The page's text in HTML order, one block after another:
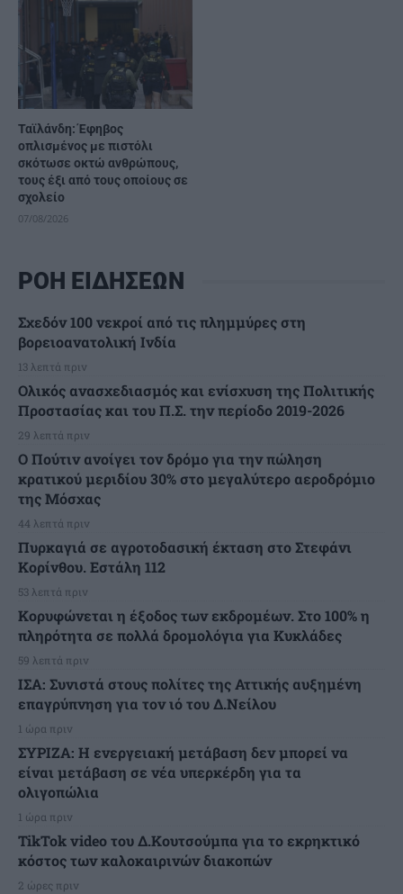
Ταϊλάνδη: Έφηβος
οπλισμένος με πιστόλι
σκότωσε οκτώ ανθρώπους,
τους έξι από τους οποίους σε
σχολείο
07/08/2026
ΡΟΗ ΕΙΔΗΣΕΩΝ
Σχεδόν 100 νεκροί από τις πλημμύρες στη
βορειοανατολική Ινδία
13 λεπτά πριν
Ολικός ανασχεδιασμός και ενίσχυση της Πολιτικής
Προστασίας και του Π.Σ. την περίοδο 2019-2026
29 λεπτά πριν
Ο Πούτιν ανοίγει τον δρόμο για την πώληση
κρατικού μεριδίου 30% στο μεγαλύτερο αεροδρόμιο
της Μόσχας
44 λεπτά πριν
Πυρκαγιά σε αγροτοδασική έκταση στο Στεφάνι
Κορίνθου. Εστάλη 112
53 λεπτά πριν
Κορυφώνεται η έξοδος των εκδρομέων. Στο 100% η
πληρότητα σε πολλά δρομολόγια για Κυκλάδες
59 λεπτά πριν
ΙΣΑ: Συνιστά στους πολίτες της Αττικής αυξημένη
επαγρύπνηση για τον ιό του Δ.Νείλου
1 ώρα πριν
ΣΥΡΙΖΑ: Η ενεργειακή μετάβαση δεν μπορεί να
είναι μετάβαση σε νέα υπερκέρδη για τα
ολιγοπώλια
1 ώρα πριν
TikTok video του Δ.Κουτσούμπα για το εκρηκτικό
κόστος των καλοκαιρινών διακοπών
2 ώρες πριν